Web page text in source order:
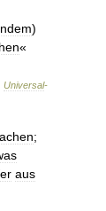
)
«
Universal-
;
aus